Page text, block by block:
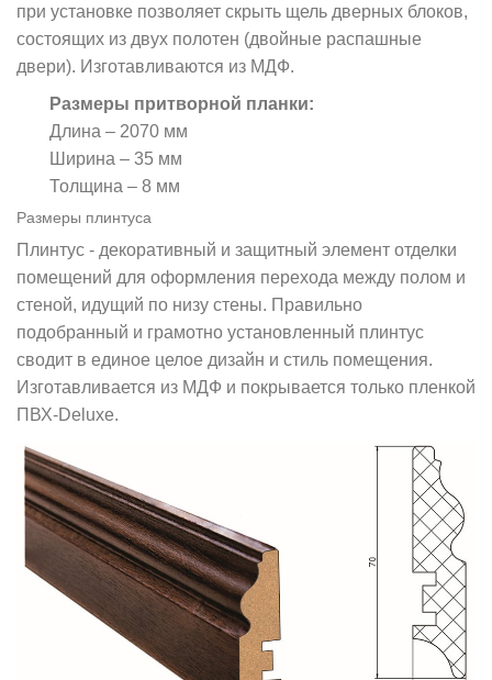
при установке позволяет скрыть щель дверных блоков,
состоящих из двух полотен (двойные распашные
двери). Изготавливаются из МДФ.
Размеры притворной планки:
Длина – 2070 мм
Ширина – 35 мм
Толщина – 8 мм
Размеры плинтуса
Плинтус - декоративный и защитный элемент отделки
помещений для оформления перехода между полом и
стеной, идущий по низу стены. Правильно
подобранный и грамотно установленный плинтус
сводит в единое целое дизайн и стиль помещения.
Изготавливается из МДФ и покрывается только пленкой
ПВХ-Deluxe.